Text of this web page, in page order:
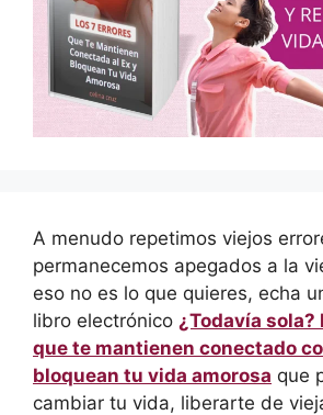
A menudo repetimos viejos
permanecemos apegados a la
eso no es lo que quieres, echa
libro electrónico ¿Todavía sola?
que te mantienen conectado
bloquean tu vida amorosa que
cambiar tu vida, liberarte de